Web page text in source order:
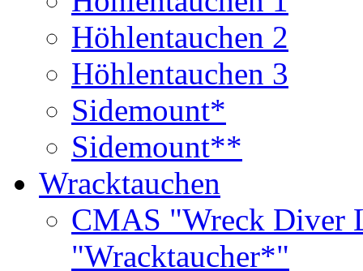
Höhlentauchen 2
Höhlentauchen 3
Sidemount*
Sidemount**
Wracktauchen
CMAS "Wreck Diver
"Wracktaucher*"